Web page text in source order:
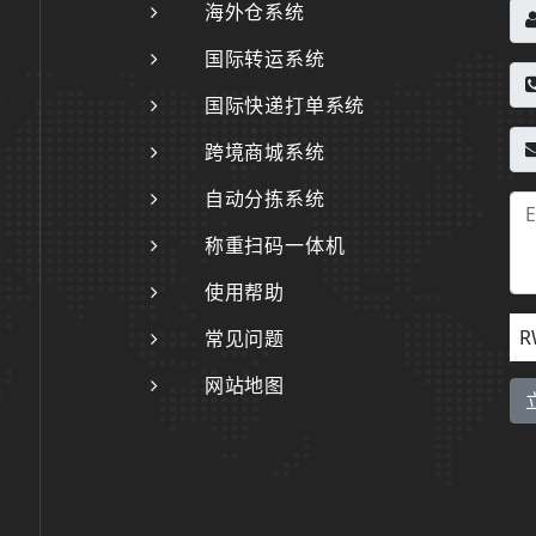
海外仓系统
国际转运系统
国际快递打单系统
跨境商城系统
自动分拣系统
称重扫码一体机
使用帮助
常见问题
网站地图